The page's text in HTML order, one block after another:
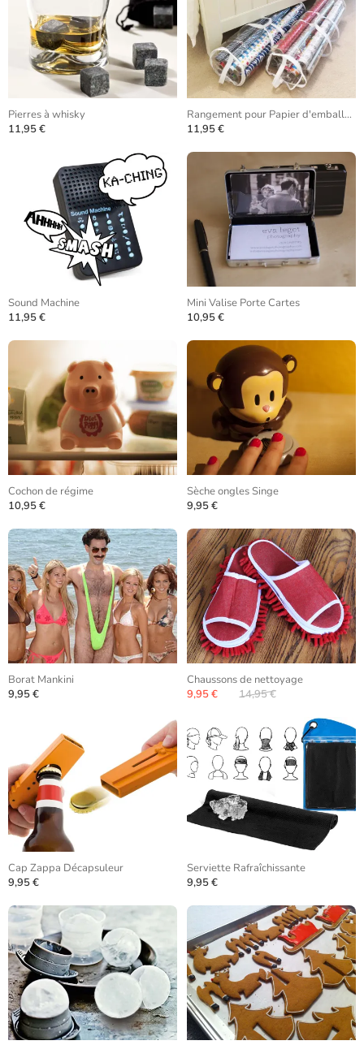
Pierres à whisky
11,95 €
Rangement pour Papier d'emballage
11,95 €
Sound Machine
11,95 €
Mini Valise Porte Cartes
10,95 €
Cochon de régime
10,95 €
Sèche ongles Singe
9,95 €
Borat Mankini
9,95 €
Chaussons de nettoyage
9,95 €
14,95 €
Cap Zappa Décapsuleur
9,95 €
Serviette Rafraîchissante
9,95 €